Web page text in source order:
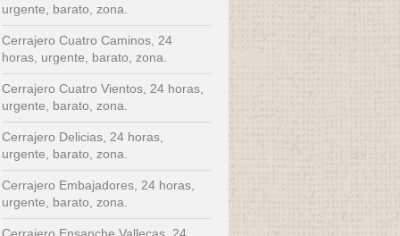
urgente, barato, zona.
Cerrajero Cuatro Caminos, 24
horas, urgente, barato, zona.
Cerrajero Cuatro Vientos, 24 horas,
urgente, barato, zona.
Cerrajero Delicias, 24 horas,
urgente, barato, zona.
Cerrajero Embajadores, 24 horas,
urgente, barato, zona.